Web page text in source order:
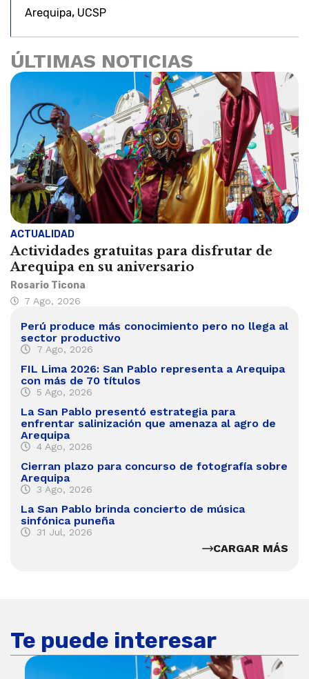
Arequipa, UCSP
ÚLTIMAS NOTICIAS
ACTUALIDAD
Actividades gratuitas para disfrutar de
Arequipa en su aniversario
Rosario Ticona
7 Ago, 2026
Perú produce más conocimiento pero no llega al
sector productivo
7 Ago, 2026
FIL Lima 2026: San Pablo representa a Arequipa
con más de 70 títulos
5 Ago, 2026
La San Pablo presentó estrategia para
enfrentar salinización que amenaza al agro de
Arequipa
4 Ago, 2026
Cierran plazo para concurso de fotografía sobre
Arequipa
3 Ago, 2026
La San Pablo brinda concierto de música
sinfónica puneña
31 Jul, 2026
CARGAR MÁS
Te puede interesar